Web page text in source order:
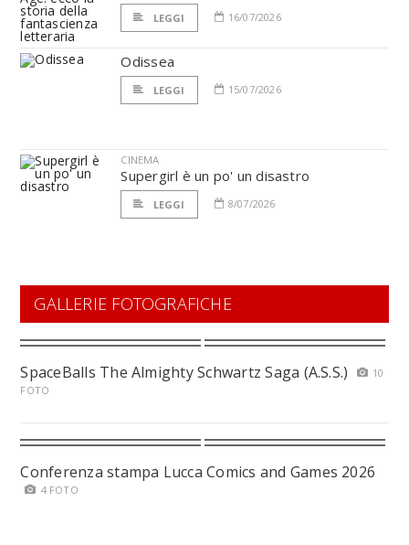
LEGGI 16/07/2026
Odissea
LEGGI 15/07/2026
CINEMA
Supergirl è un po' un disastro
LEGGI 8/07/2026
GALLERIE FOTOGRAFICHE
SpaceBalls The Almighty Schwartz Saga (A.S.S.)
10
FOTO
Conferenza stampa Lucca Comics and Games 2026
4 FOTO